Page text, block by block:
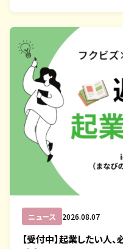
ニュース 2026.08.07
【受付中】起業したい人